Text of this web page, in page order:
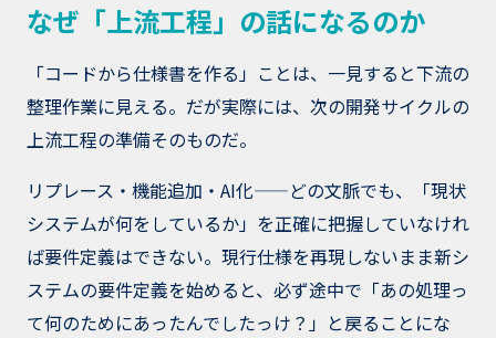
なぜ「上流工程」の話になるのか
「コードから仕様書を作る」ことは、一見すると下流の
整理作業に見える。だが実際には、次の開発サイクルの
上流工程の準備そのものだ。
リプレース・機能追加・AI化——どの文脈でも、「現状
システムが何をしているか」を正確に把握していなけれ
ば要件定義はできない。現行仕様を再現しないまま新シ
ステムの要件定義を始めると、必ず途中で「あの処理っ
て何のためにあったんでしたっけ？」と戻ることにな